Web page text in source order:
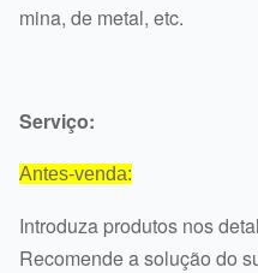
mina, de metal, etc.
Serviço:
Antes-venda:
Introduza produtos nos
Recomende a solução do